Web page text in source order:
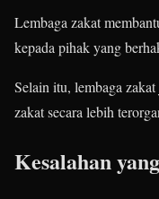
Lembaga zakat
kepada pihak yang
Selain itu, lembaga
zakat secara lebih
Kesalahan